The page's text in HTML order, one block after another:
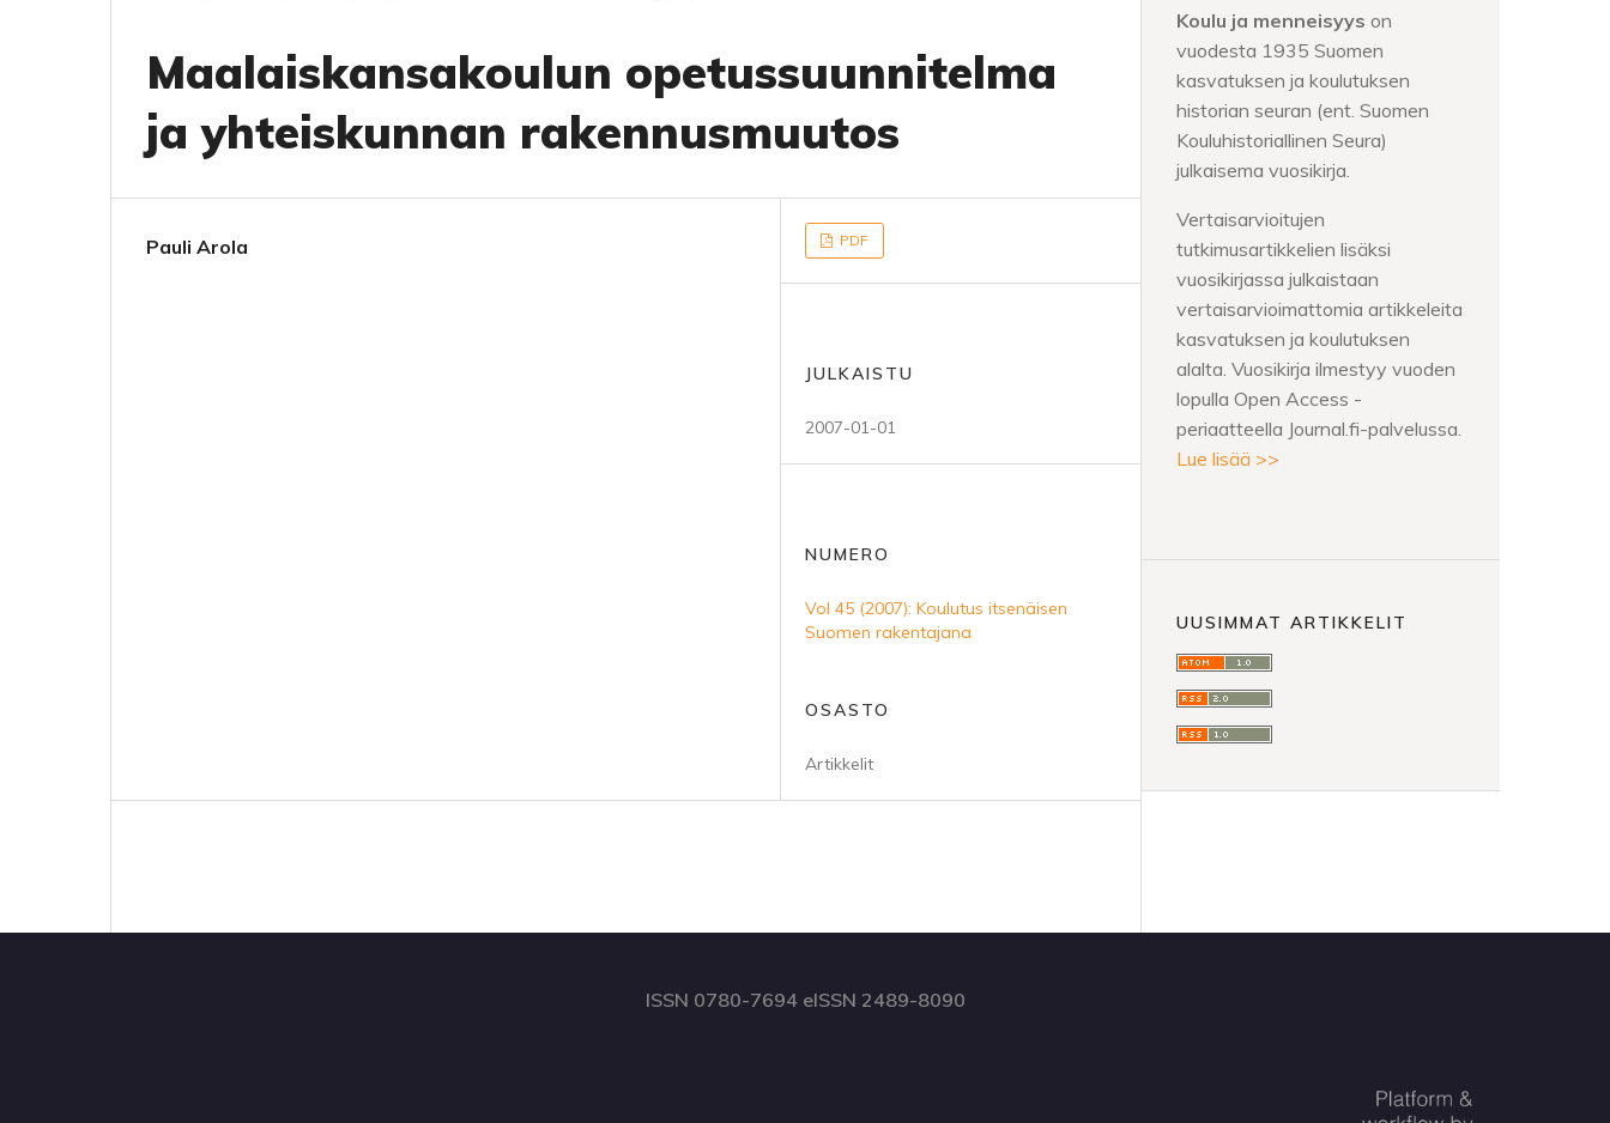
Maalaiskansakoulun opetussuunnitelma
ja yhteiskunnan rakennusmuutos
Pauli Arola PDF
JULKAISTU
2007-01-01
NUMERO
Vol 45 (2007): Koulutus itsenäisen
Suomen rakentajana
OSASTO
Artikkelit
Koulu ja menneisyys on
vuodesta 1935 Suomen
kasvatuksen ja koulutuksen
historian seuran (ent. Suomen
Kouluhistoriallinen Seura)
julkaisema vuosikirja.
Vertaisarvioitujen
tutkimusartikkelien lisäksi
vuosikirjassa julkaistaan
vertaisarvioimattomia artikkeleita
kasvatuksen ja koulutuksen
alalta. Vuosikirja ilmestyy vuoden
lopulla Open Access -
periaatteella Journal.fi-palvelussa.
Lue lisää >>
UUSIMMAT ARTIKKELIT
ISSN 0780-7694 eISSN 2489-8090